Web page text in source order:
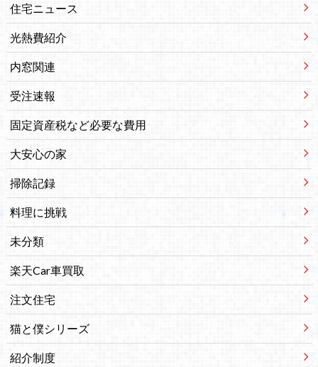
住宅ニュース
光熱費紹介
内窓関連
受注速報
固定資産税など必要な費用
大安心の家
掃除記録
料理に挑戦
未分類
楽天Car車買取
注文住宅
猫と僕シリーズ
紹介制度